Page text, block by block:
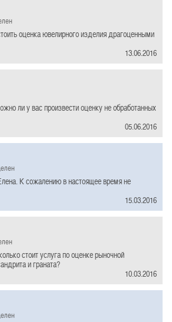
оценка ювелирного изделия драгоценными
13.06.2016
ли у вас произвести оценку не обработанных
05.06.2016
К сожалению в настоящее время не
15.03.2016
стоит услуга по оценке рыночной
и граната?
10.03.2016